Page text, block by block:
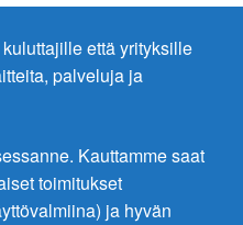
että yrityksille
palveluja ja
Kauttamme saat
toimitukset
ja hyvän